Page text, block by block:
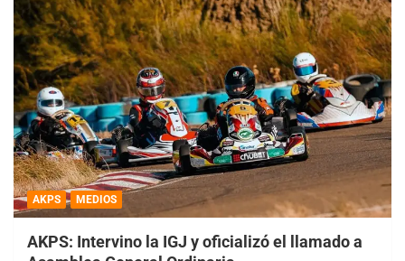
AKPS MEDIOS
AKPS: Intervino la IGJ y oficializó el llamado a